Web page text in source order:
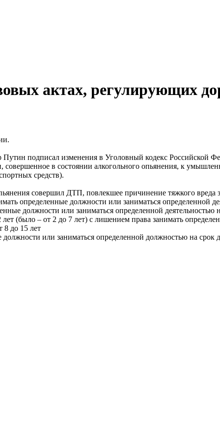
актах, регулирующих
подписал изменения в Уголовный кодекс Российской
в состоянии алкогольного опьянения, к
средств).
совершил ДТП, повлекшее причинение тяжкого вреда
определенные должности или заниматься определенной
должности или заниматься определенной деятельностью
(было – от 2 до 7 лет) с лишением права занимать
8 до 15 лет
или заниматься определенной должностью на срок